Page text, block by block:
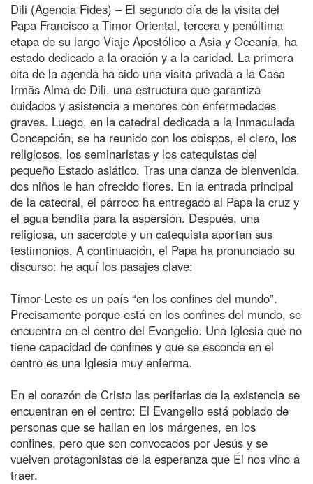
Dili (Agencia Fides) – El segundo día de la visita del
Papa Francisco a Timor Oriental, tercera y penúltima
etapa de su largo Viaje Apostólico a Asia y Oceanía, ha
estado dedicado a la oración y a la caridad. La primera
cita de la agenda ha sido una visita privada a la Casa
Irmãs Alma de Dili, una estructura que garantiza
cuidados y asistencia a menores con enfermedades
graves. Luego, en la catedral dedicada a la Inmaculada
Concepción, se ha reunido con los obispos, el clero, los
religiosos, los seminaristas y los catequistas del
pequeño Estado asiático. Tras una danza de bienvenida,
dos niños le han ofrecido flores. En la entrada principal
de la catedral, el párroco ha entregado al Papa la cruz y
el agua bendita para la aspersión. Después, una
religiosa, un sacerdote y un catequista aportan sus
testimonios. A continuación, el Papa ha pronunciado su
discurso: he aquí los pasajes clave:
Timor-Leste es un país “en los confines del mundo”.
Precisamente porque está en los confines del mundo, se
encuentra en el centro del Evangelio. Una Iglesia que no
tiene capacidad de confines y que se esconde en el
centro es una Iglesia muy enferma.
En el corazón de Cristo las periferias de la existencia se
encuentran en el centro: El Evangelio está poblado de
personas que se hallan en los márgenes, en los
confines, pero que son convocados por Jesús y se
vuelven protagonistas de la esperanza que Él nos vino a
traer.